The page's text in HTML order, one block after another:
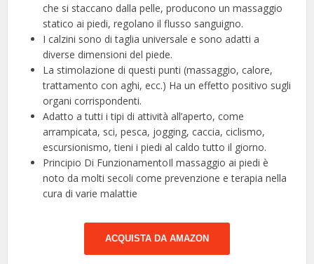
che si staccano dalla pelle, producono un massaggio
statico ai piedi, regolano il flusso sanguigno.
I calzini sono di taglia universale e sono adatti a
diverse dimensioni del piede.
La stimolazione di questi punti (massaggio, calore,
trattamento con aghi, ecc.) Ha un effetto positivo sugli
organi corrispondenti.
Adatto a tutti i tipi di attività all’aperto, come
arrampicata, sci, pesca, jogging, caccia, ciclismo,
escursionismo, tieni i piedi al caldo tutto il giorno.
Principio Di FunzionamentoIl massaggio ai piedi è
noto da molti secoli come prevenzione e terapia nella
cura di varie malattie
ACQUISTA DA AMAZON